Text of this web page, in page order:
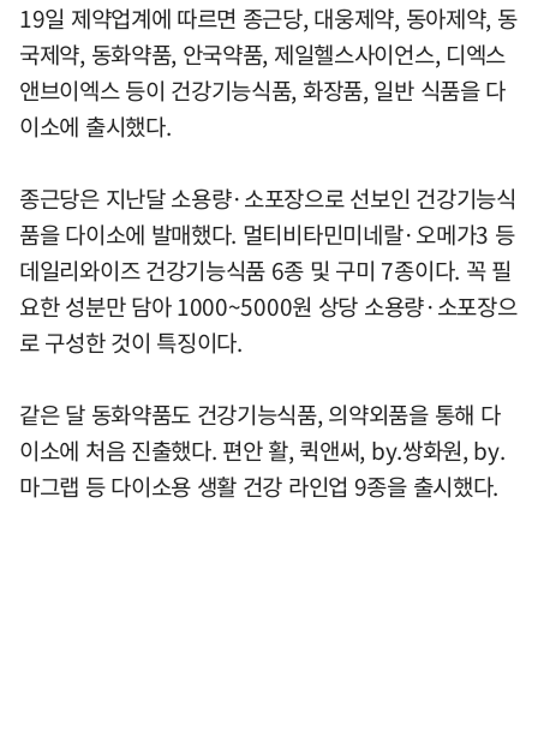
19일 제약업계에 따르면 종근당, 대웅제약, 동아제약, 동
국제약, 동화약품, 안국약품, 제일헬스사이언스, 디엑스
앤브이엑스 등이 건강기능식품, 화장품, 일반 식품을 다
이소에 출시했다.
종근당은 지난달 소용량·소포장으로 선보인 건강기능식
품을 다이소에 발매했다. 멀티비타민미네랄·오메가3 등
데일리와이즈 건강기능식품 6종 및 구미 7종이다. 꼭 필
요한 성분만 담아 1000~5000원 상당 소용량·소포장으
로 구성한 것이 특징이다.
같은 달 동화약품도 건강기능식품, 의약외품을 통해 다
이소에 처음 진출했다. 편안 활, 퀵앤써, by.쌍화원, by.
마그랩 등 다이소용 생활 건강 라인업 9종을 출시했다.